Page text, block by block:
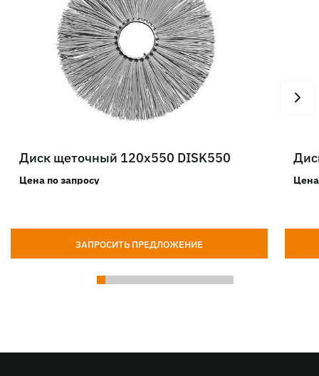
Диск щеточный 120х550 DISK550
Цена по запросу
ЗАПРОСИТЬ ПРЕДЛОЖЕНИЕ